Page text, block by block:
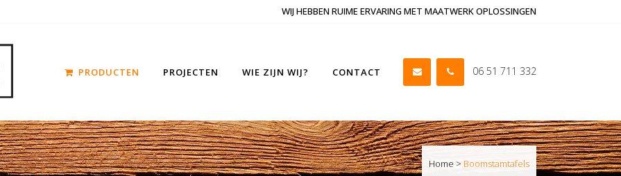
WIJ HEBBEN RUIME ERVARING MET MAATWERK OPLOSSINGEN
06 51 711 332
PRODUCTEN PROJECTEN WIE ZIJN WIJ? CONTACT
Home > Boomstamtafels